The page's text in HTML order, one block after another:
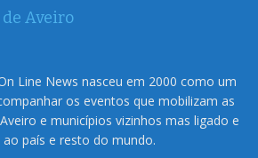
Line News nasceu em 2000 como um
os eventos que mobilizam as
e municípios vizinhos mas ligado e
país e resto do mundo.